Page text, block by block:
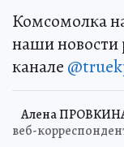
Комсомолка
наши новости
канале
Алена
веб-